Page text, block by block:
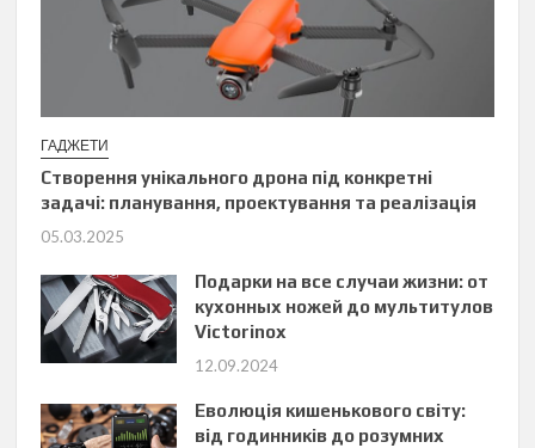
ГАДЖЕТИ
Створення унікального дрона під конкретні
задачі: планування, проектування та реалізація
05.03.2025
Подарки на все случаи жизни: от
кухонных ножей до мультитулов
Victorinox
12.09.2024
Еволюція кишенькового світу:
від годинників до розумних